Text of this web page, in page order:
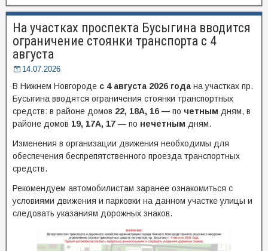
На участках проспекта Бусыгина вводится
ограничение стоянки транспорта с 4
августа
14.07.2026
В Нижнем Новгороде с 4 августа 2026 года на участках пр.
Бусыгина вводятся ограничения стоянки транспортных
средств: в районе домов 22, 18А, 16 — по четным дням, в
районе домов 19, 17А, 17 — по нечетным дням.
Изменения в организации движения необходимы для
обеспечения беспрепятственного проезда транспортных
средств.
Рекомендуем автомобилистам заранее ознакомиться с
условиями движения и парковки на данном участке улицы и
следовать указаниям дорожных знаков.